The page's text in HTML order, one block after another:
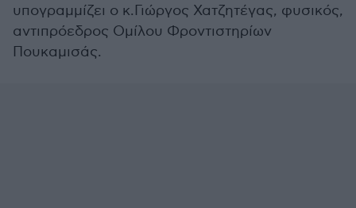
υπογραμμίζει ο κ.Γιώργος Χατζητέγας, φυσικός,
αντιπρόεδρος Ομίλου Φροντιστηρίων
Πουκαμισάς.